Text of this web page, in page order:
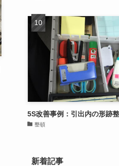
5S改善事例：引出内の形跡
整頓
新着記事